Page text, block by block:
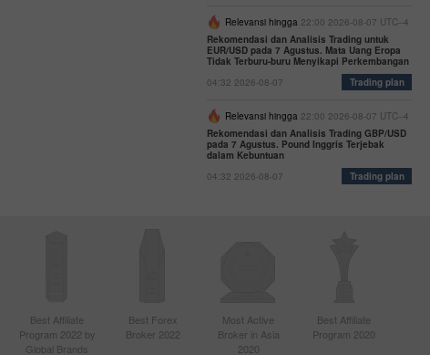
Relevansi hingga 22:00 2026-08-07 UTC--4
Rekomendasi dan Analisis Trading untuk
EUR/USD pada 7 Agustus. Mata Uang Eropa
Tidak Terburu-buru Menyikapi Perkembangan
04:32 2026-08-07
Trading plan
Relevansi hingga 22:00 2026-08-07 UTC--4
Rekomendasi dan Analisis Trading GBP/USD
pada 7 Agustus. Pound Inggris Terjebak
dalam Kebuntuan
04:32 2026-08-07
Trading plan
Best Affiliate
Program 2022 by
Global Brands
Best Forex
Broker 2022
Most Active
Broker in Asia
2020
Best Affiliate
Program 2020